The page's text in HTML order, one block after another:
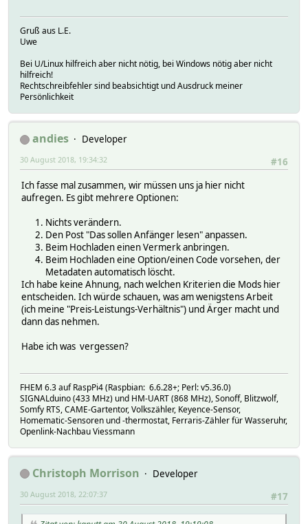
Gruß aus L.E.
Uwe
Bei U/Linux hilfreich aber nicht nötig, bei Windows nötig aber nicht
hilfreich!
Rechtschreibfehler sind beabsichtigt und Ausdruck meiner
Persönlichkeit
andies
Developer
#16
30 August 2018, 19:34:32
Ich fasse mal zusammen, wir müssen uns ja hier nicht
aufregen. Es gibt mehrere Optionen:
Nichts verändern.
Den Post "Das sollen Anfänger lesen" anpassen.
Beim Hochladen einen Vermerk anbringen.
Beim Hochladen eine Option/einen Code vorsehen, der
Metadaten automatisch löscht.
Ich habe keine Ahnung, nach welchen Kriterien die Mods hier
entscheiden. Ich würde schauen, was am wenigstens Arbeit
(ich meine "Preis-Leistungs-Verhältnis") und Ärger macht und
dann das nehmen.
Habe ich was vergessen?
FHEM 6.3 auf RaspPi4 (Raspbian: 6.6.28+; Perl: v5.36.0)
SIGNALduino (433 MHz) und HM-UART (868 MHz), Sonoff, Blitzwolf,
Somfy RTS, CAME-Gartentor, Volkszähler, Keyence-Sensor,
Homematic-Sensoren und -thermostat, Ferraris-Zähler für Wasseruhr,
Openlink-Nachbau Viessmann
Christoph Morrison
Developer
#17
30 August 2018, 22:07:37